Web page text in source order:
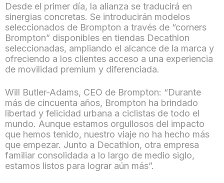
Desde el primer día, la alianza se traducirá en
sinergias concretas. Se introducirán modelos
seleccionados de Brompton a través de “corners
Brompton” disponibles en tiendas Decathlon
seleccionadas, ampliando el alcance de la marca y
ofreciendo a los clientes acceso a una experiencia
de movilidad premium y diferenciada.
Will Butler-Adams, CEO de Brompton: “Durante
más de cincuenta años, Brompton ha brindado
libertad y felicidad urbana a ciclistas de todo el
mundo. Aunque estamos orgullosos del impacto
que hemos tenido, nuestro viaje no ha hecho más
que empezar. Junto a Decathlon, otra empresa
familiar consolidada a lo largo de medio siglo,
estamos listos para lograr aún más”.